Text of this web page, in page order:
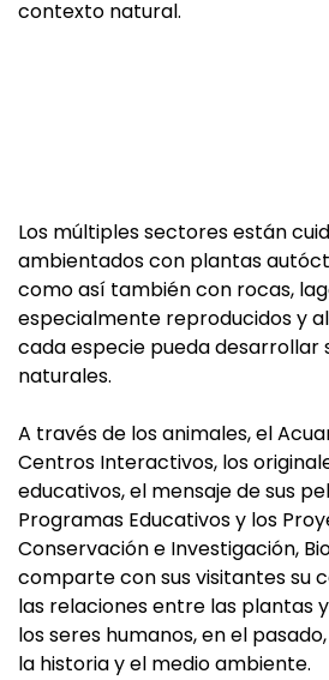
contexto natural.
Los múltiples sectores están
ambientados con plantas
como así también con rocas,
especialmente reproducidos y
cada especie pueda desarrollar
naturales.
A través de los animales, el
Centros Interactivos, los
educativos, el mensaje de sus
Programas Educativos y los
Conservación e Investigación,
comparte con sus visitantes su
las relaciones entre las plantas
los seres humanos, en el
la historia y el medio ambiente.